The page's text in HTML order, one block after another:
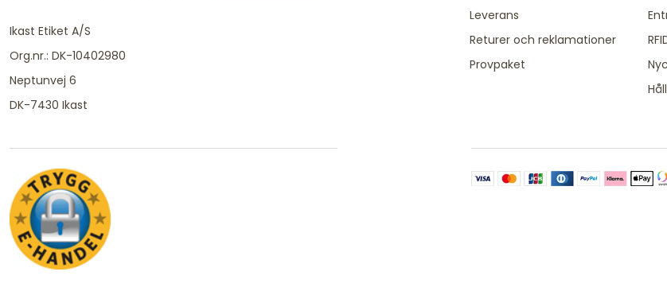
Ikast Etiket A/S
Org.nr.: DK-10402980
Neptunvej 6
DK-7430 Ikast
Leverans
Returer och reklamationer
Provpaket